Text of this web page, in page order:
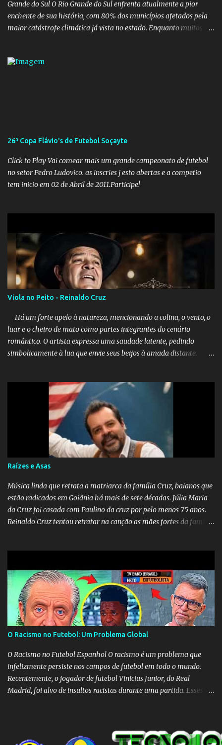
Grande do Sul O Rio Grande do Sul enfrenta atualmente a pior
enchente de sua história, com 80% dos municípios afetados pela
maior catástrofe climática já vista no estado. Enquanto muitos se
voluntários e das forças governamentais, impactando diretamente
desinformações, chegando ao ponto de o governo federal pedir
uma investigação para identificar os autores dessas notícias falsas.
O Negacionismo Climático da Extrema Direita Essa disseminação
de fake news não é uma surpresa, pois faz parte de um padrão...
26ª Copa Flávio's de Futebol Soçayte
Click to Play Vai comear mais um grande campeonato de futebol
no setor Pedro Ludovico. as inscries j esto abertas e a competio
tem inicio em 02 de Abril de 2011.Participe!
Viola no Peito - Reinaldo Cruz
Há um forte apelo à natureza, mencionando a colina, o vento, o
luar e o cheiro de mato como partes integrantes do cenário
romântico. O artista expressa uma saudade latente, pedindo
simbolicamente à lua que envie seus beijos à amada distante. A
destino. Reinaldo Cruz enfatiza que seu coração nasceu para ela e
que continuará esperando enquanto houver canções para entoar. A
obra conclui como uma promessa de fidelidade e esperança no
reencontro, unindo a tradição da viola com o sentimento universal
do amor. No geral, o vídeo apresenta uma narrativa lírica sobre a
persistência do afeto através do tempo e do espaço. YouTube
YouTube YouTube
Raízes e Asas
Música linda que retrata a matriarca da família Cruz, baianos que
estão radicados em Goiânia há mais de sete décadas. Júlia Maria
da Cruz foi casada com Paulino da cruz por pelo menos 75 anos.
Reinaldo Cruz tentou retratar na canção as mães fortes da família
O Racismo no Futebol: Um Problema Global
O Racismo no Futebol Espanhol O racismo é um problema que
infelizmente persiste nos campos de futebol em todo o mundo.
Recentemente, o jogador de futebol Vinicius Junior, do Real
Madrid, foi alvo de insultos racistas durante uma partida. Esses
futebol brasileiros foram convidados a comentar sobre o incidente